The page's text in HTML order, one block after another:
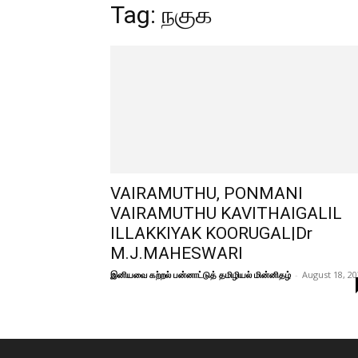
Tag: நகுக
VAIRAMUTHU, PONMANI
VAIRAMUTHU KAVITHAIGALIL
ILLAKKIYAK KOORUGAL|Dr
M.J.MAHESWARI
இனியவை கற்றல் பன்னாட்டுத் தமிழியல் மின்னிதழ் - August 18,